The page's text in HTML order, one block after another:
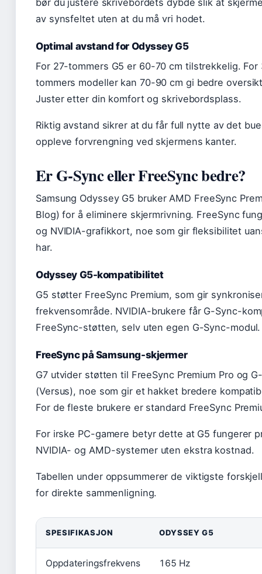
av synsfeltet uten at du må vri hodet.
Optimal avstand for Odyssey G5
For 27-tommers G5 er 60-70 cm tilstrekkelig.
tommers modeller kan 70-90 cm gi bedre
Juster etter din komfort og skrivebordsplass.
Riktig avstand sikrer at du får full nytte av det
oppleve forvrengning ved skjermens kanter.
Er G-Sync eller FreeSync bedre?
Samsung Odyssey G5 bruker AMD FreeSync
Blog) for å eliminere skjermrivning. FreeSync
og NVIDIA-grafikkort, noe som gir fleksibilitet
har.
Odyssey G5-kompatibilitet
G5 støtter FreeSync Premium, som gir
frekvensområde. NVIDIA-brukere får G-Sync-
FreeSync-støtten, selv uten egen G-Sync-modul.
FreeSync på Samsung-skjermer
G7 utvider støtten til FreeSync Premium Pro og
(Versus), noe som gir et hakket bredere
For de fleste brukere er standard FreeSync
For irske PC-gamere betyr dette at G5 fungerer
NVIDIA- og AMD-systemer uten ekstra kostnad.
Tabellen under oppsummerer de viktigste
for direkte sammenligning.
SPESIFIKASJON ODYSSEY G5
Oppdateringsfrekvens 165 Hz